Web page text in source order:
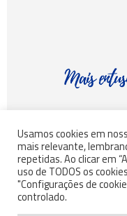
© Rede Salesiana
Usamos cookies em
mais relevante,
repetidas. Ao clicar em
uso de TODOS os
"Configurações de
controlado.